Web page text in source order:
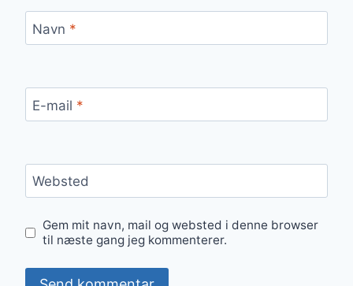
Navn *
E-mail *
Websted
Gem mit navn, mail og websted i denne browser
til næste gang jeg kommenterer.